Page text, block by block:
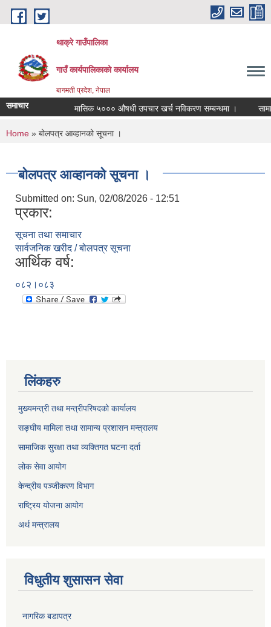
Skip to main content
थाक्रे गाउँपालिका
गाउँ कार्यपालिकाको कार्यालय
बागमती प्रदेश, नेपाल
समाचार मासिक ५००० औषधी उपचार खर्च नविकरण सम्बन्धमा ।
You are here
Home » बोलपत्र आव्हानको सूचना ।
बोलपत्र आव्हानको सूचना ।
Submitted on: Sun, 02/08/2026 - 12:51
प्रकार:
सूचना तथा समाचार
सार्वजनिक खरीद / बोलपत्र सूचना
आर्थिक वर्ष:
०८२।०८३
लिंकहरु
मुख्यमन्त्री तथा मन्त्रीपरिषदको कार्यालय
सङ्घीय मामिला तथा सामान्य प्रशासन मन्त्रालय
सामाजिक सुरक्षा तथा व्यक्तिगत घटना दर्ता
लोक सेवा आयोग
केन्द्रीय पञ्जीकरण विभाग
राष्ट्रिय योजना आयोग
अर्थ मन्त्रालय
विधुतीय शुसासन सेवा
नागरिक बडापत्र